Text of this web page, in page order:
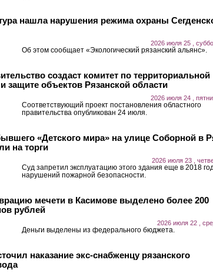
нашла нарушения режима охраны
2026 июля 25 ,
Об этом сообщает «Экологический рязанский альянс».
создаст комитет по территориальной
защите объектов Рязанской области
2026 июля 24 ,
Соответствующий проект постановления областного
правительства опубликован 24 июля.
«Детского мира» на улице Соборной в
на торги
2026 июля 23 ,
Суд запретил эксплуатацию этого здания еще в 2018
нарушений пожарной безопасности.
мечети в Касимове выделено более 200
рублей
2026 июля 22 ,
Деньги выделены из федерального бюджета.
наказание экс-снабженцу рязанского